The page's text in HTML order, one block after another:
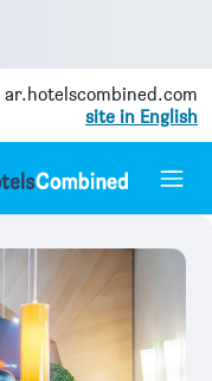
ar.hotelscombined.com
site in English